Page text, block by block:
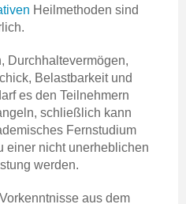
Heilmethoden sind
Durchhaltevermögen,
Belastbarkeit und
es den Teilnehmern
schließlich kann
Fernstudium
einer nicht unerheblichen
werden.
aus dem